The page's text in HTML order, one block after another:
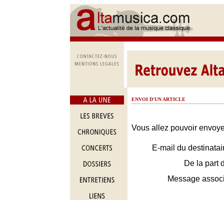
ENVOI D'UN ARTICLE
Vous allez pouvoir
E-mail du
De la part
Message